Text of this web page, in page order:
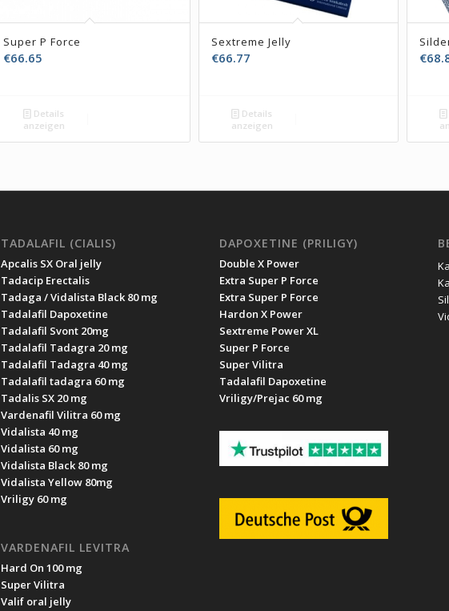
Super P Force
€66.65
Details
anzeigen
Sextreme Jelly
€66.77
Details
anzeigen
€
TADALAFIL (CIALIS)
Apcalis SX Oral jelly
Tadacip Erectalis
Tadaga / Vidalista Black 80 mg
Tadalafil Dapoxetine
Tadalafil Svont 20mg
Tadalafil Tadagra 20 mg
Tadalafil Tadagra 40 mg
Tadalafil tadagra 60 mg
Tadalis SX 20 mg
Vardenafil Vilitra 60 mg
Vidalista 40 mg
Vidalista 60 mg
Vidalista Black 80 mg
Vidalista Yellow 80mg
Vriligy 60 mg
VARDENAFIL LEVITRA
Hard On 100 mg
Super Vilitra
Valif oral jelly
DAPOXETINE (PRILIGY)
Double X Power
Extra Super P Force
Extra Super P Force
Hardon X Power
Sextreme Power XL
Super P Force
Super Vilitra
Tadalafil Dapoxetine
Vriligy/Prejac 60 mg